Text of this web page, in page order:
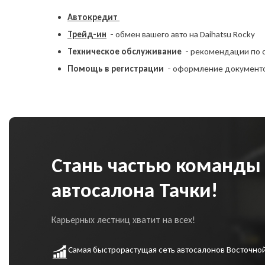
Автокредит
Трейд-ин - обмен вашего авто на Daihatsu Rocky
Техническое обслуживание - рекомендации по
Помощь в регистрации - оформление
Стань частью команды
автосалона Тачки!
Карьерных лестниц хватит на всех!
Самая быстрорастущая сеть автосалонов
Я